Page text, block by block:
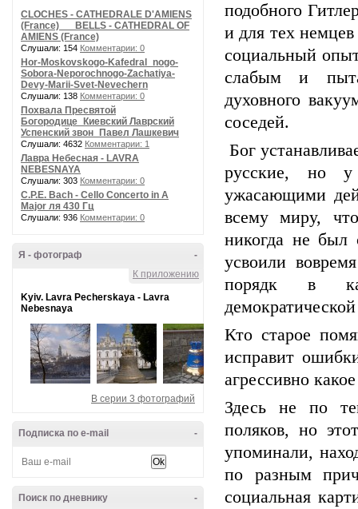
CLOCHES - CATHEDRALE D'AMIENS
(France) __ BELLS - CATHEDRAL OF
AMIENS (France)
Слушали: 154 Комментарии: 0
Hor-Moskovskogo-Kafedral_nogo-
Sobora-Neporochnogo-Zachatiya-
Devy-Marii-Svet-Nevechern
Слушали: 138 Комментарии: 0
Похвала Пресвятой
Богородице_Киевский Лаврский
Успенский звон_Павел Лашкевич
Слушали: 4632 Комментарии: 1
Лавра Небесная - LAVRA
NEBESNAYA
Слушали: 303 Комментарии: 0
C.P.E. Bach - Cello Concerto in A
Major ля 430 Гц
Слушали: 936 Комментарии: 0
-
Я - фотограф
К приложению
Kyiv. Lavra Pecherskaya - Lavra
Nebesnaya
В серии 3 фотографий
-
Подписка по e-mail
-
Поиск по дневнику
подобного
и для тех
социальный
слабым и
духовного
соседей.
Бог
русские, но у
ужасающими
всему миру,
никогда не был
усвоили
порядк в
Кто старое
исправит
агрессивно
Здесь не по
поляков, но
упоминали,
по разным
социальная